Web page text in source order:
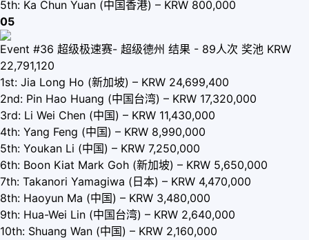
5th: Ka Chun Yuan (中国香港) – KRW 800,000
05
Event #36 超级极速赛- 超级德州 结果 - 89人次 奖池 KRW
22,791,120
1st: Jia Long Ho (新加坡) – KRW 24,699,400
2nd: Pin Hao Huang (中国台湾) – KRW 17,320,000
3rd: Li Wei Chen (中国) – KRW 11,430,000
4th: Yang Feng (中国) – KRW 8,990,000
5th: Youkan Li (中国) – KRW 7,250,000
6th: Boon Kiat Mark Goh (新加坡) – KRW 5,650,000
7th: Takanori Yamagiwa (日本) – KRW 4,470,000
8th: Haoyun Ma (中国) – KRW 3,480,000
9th: Hua-Wei Lin (中国台湾) – KRW 2,640,000
10th: Shuang Wan (中国) – KRW 2,160,000